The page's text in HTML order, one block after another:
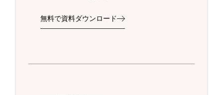
無料で資料ダウンロード